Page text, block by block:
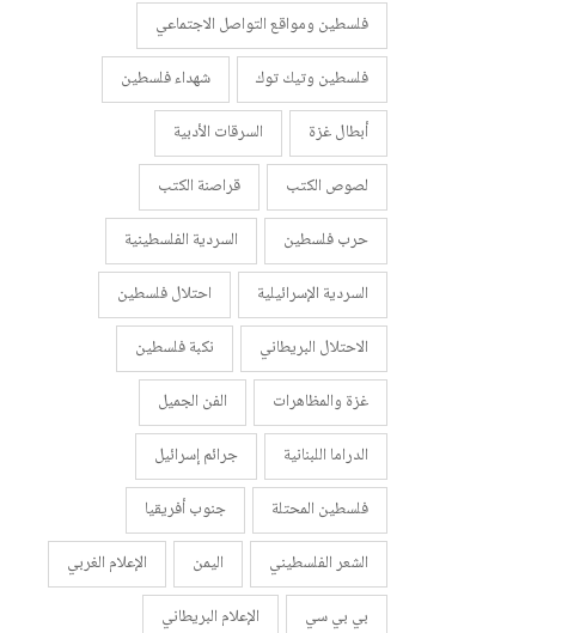
فلسطين ومواقع التواصل الاجتماعي
فلسطين وتيك توك
شهداء فلسطين
أبطال غزة
السرقات الأدبية
لصوص الكتب
قراصنة الكتب
حرب فلسطين
السردية الفلسطينية
السردية الإسرائيلية
احتلال فلسطين
الاحتلال البريطاني
نكبة فلسطين
غزة والمظاهرات
الفن الجميل
الدراما اللبنانية
جرائم إسرائيل
فلسطين المحتلة
جنوب أفريقيا
الشعر الفلسطيني
اليمن
الإعلام الغربي
بي بي سي
الإعلام البريطاني